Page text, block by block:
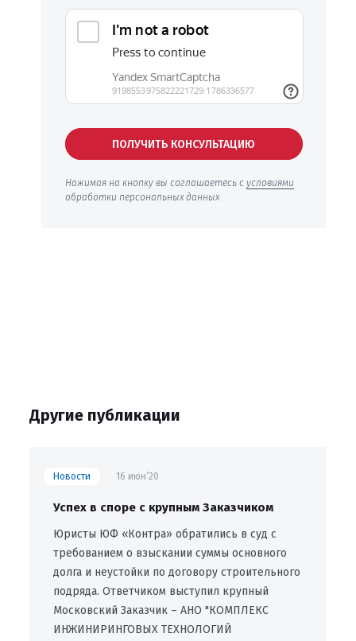
ПОЛУЧИТЬ КОНСУЛЬТАЦИЮ
Нажимая на кнопку вы соглашаетесь с условиями
обработки персональных данных
Другие публикации
Новости 16 июн’20
Успех в споре с крупным Заказчиком
Юристы ЮФ «Контра» обратились в суд с
требованием о взыскании суммы основного
долга и неустойки по договору строительного
подряда. Ответчиком выступил крупный
Московский Заказчик – АНО "КОМПЛЕКС
ИНЖИНИРИНГОВЫХ ТЕХНОЛОГИЙ